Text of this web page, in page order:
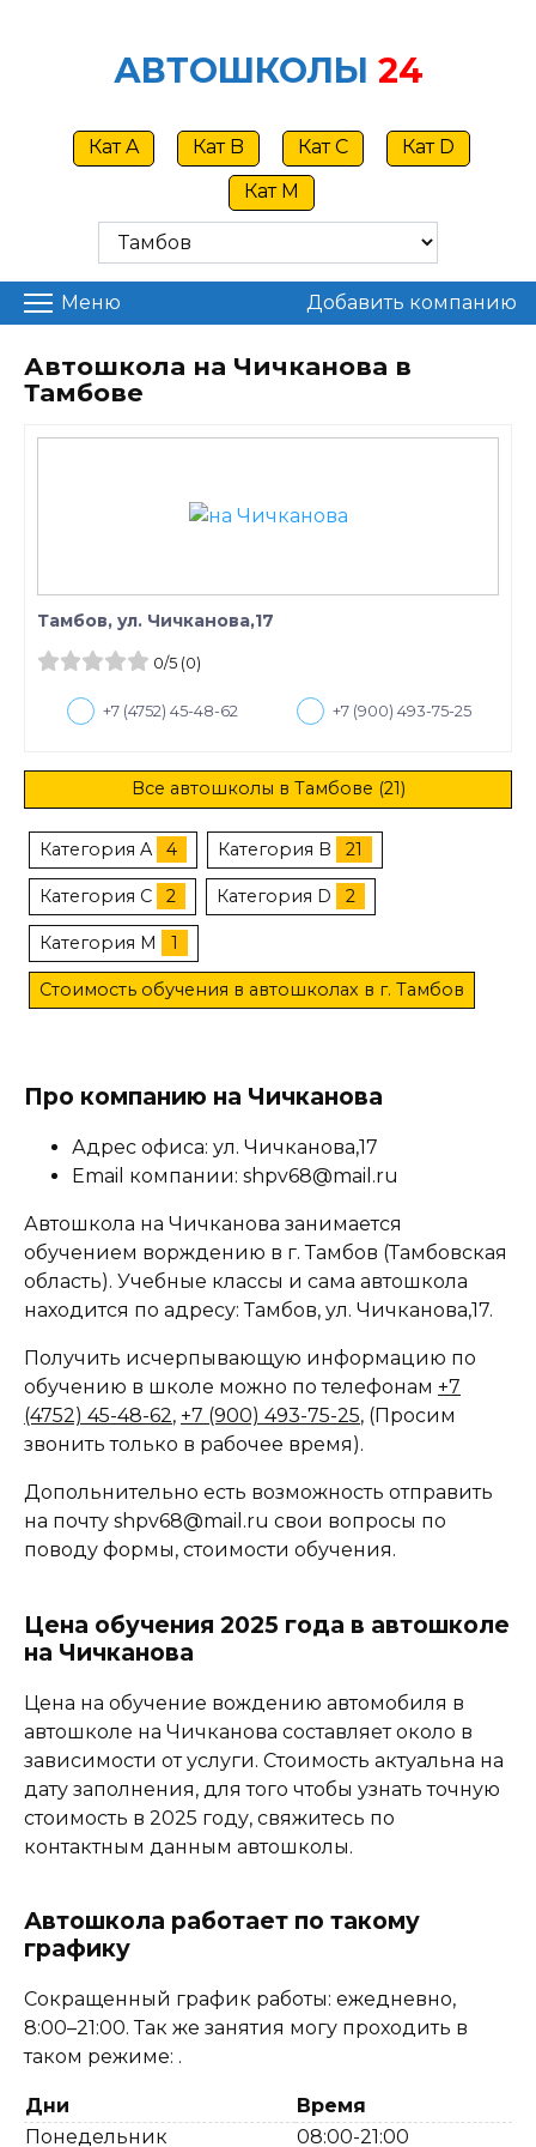
АВТОШКОЛЫ 24
Кат A Кат B Кат C
Кат D
Кат M
Меню Добавить компанию
Автошкола на Чичканова в
Тамбове
Тамбов, ул. Чичканова,17
0/5(0)
+7 (4752) 45-48-62 +7 (900) 493-75-25
Все автошколы в Тамбове (21)
Категория A 4 Категория B 21
Категория C 2 Категория D 2
Категория M 1
Стоимость обучения в автошколах в г. Тамбов
Про компанию на Чичканова
Адрес офиса: ул. Чичканова,17
Email компании: shpv68@mail.ru
Автошкола на Чичканова занимается
обучением ворждению в г. Тамбов (Тамбовская
область). Учебные классы и сама автошкола
находится по адресу: Тамбов, ул. Чичканова,17.
Получить исчерпывающую информацию по
обучению в школе можно по телефонам +7
(4752) 45-48-62, +7 (900) 493-75-25, (Просим
звонить только в рабочее время).
Допольнительно есть возможность отправить
на почту shpv68@mail.ru свои вопросы по
поводу формы, стоимости обучения.
Цена обучения 2025 года в автошколе
на Чичканова
Цена на обучение вождению автомобиля в
автошколе на Чичканова составляет около в
зависимости от услуги. Стоимость актуальна на
дату заполнения, для того чтобы узнать точную
стоимость в 2025 году, свяжитесь по
контактным данным автошколы.
Автошкола работает по такому
графику
Сокращенный график работы: ежедневно,
8:00–21:00. Так же занятия могу проходить в
таком режиме: .
Дни
Время
Понедельник
08:00-21:00